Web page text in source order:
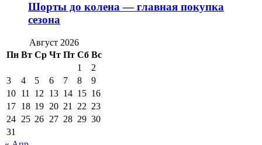
Шорты до колена — главная покупка
сезона
Август 2026
Пн Вт Ср Чт Пт Сб Вс
1
2
3
4 5 6 7 8
9
10 11 12 13 14 15 16
17 18 19 20 21 22 23
24 25 26 27 28 29 30
31